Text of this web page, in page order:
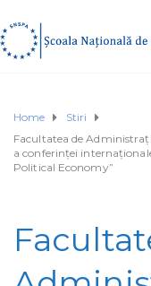
Home
Stiri
Facultatea de
a conferinței
Political Economy”